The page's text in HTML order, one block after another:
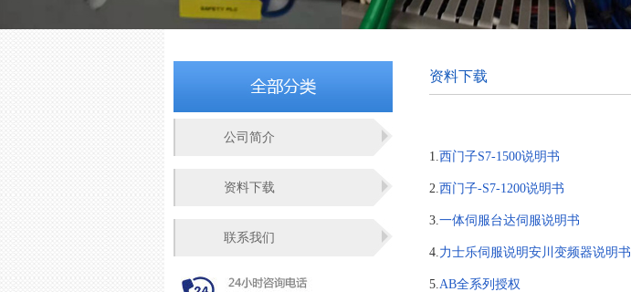
公司简介
资料下载
联系我们
资料下载
1.西门子S7-1500说明书
2.西门子-S7-1200说明书
3.一体伺服台达伺服说明书
4.力士乐伺服说明安川变频器说明书
5.AB全系列授权